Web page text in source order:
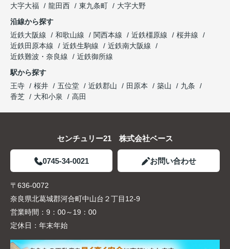
大字大福
龍田西 東九条町
大字大野
沿線から探す
近鉄大阪線
和歌山線 関西本線 近鉄橿原線
桜井線
近鉄田原本線
近鉄生駒線
近鉄南大阪線
近鉄難波・奈良線
近鉄御所線
駅から探す
王寺
桜井 五位堂 近鉄郡山 田原本 築山
九条
香芝
大和小泉 高田
センチュリー21 株式会社ベース
0745-34-0021 お問い合わせ
〒636-0072
奈良県北葛城郡河合町中山台２丁目12-9
営業時間： 9：00～19：00
定休日： 年末年始